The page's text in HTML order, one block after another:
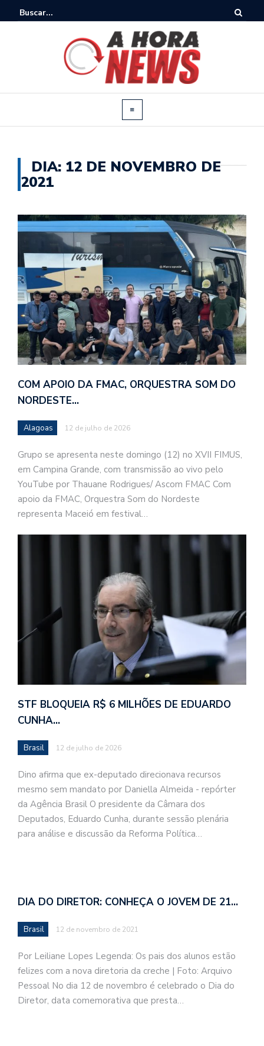
DIA: 12 DE NOVEMBRO DE
2021
COM APOIO DA FMAC, ORQUESTRA SOM DO
NORDESTE…
Alagoas 12 de julho de 2026
Grupo se apresenta neste domingo (12) no XVII FIMUS,
em Campina Grande, com transmissão ao vivo pelo
YouTube por Thauane Rodrigues/ Ascom FMAC Com
apoio da FMAC, Orquestra Som do Nordeste
representa Maceió em festival…
STF BLOQUEIA R$ 6 MILHÕES DE EDUARDO
CUNHA…
Brasil 12 de julho de 2026
Dino afirma que ex-deputado direcionava recursos
mesmo sem mandato por Daniella Almeida - repórter
da Agência Brasil O presidente da Câmara dos
Deputados, Eduardo Cunha, durante sessão plenária
para análise e discussão da Reforma Política…
DIA DO DIRETOR: CONHEÇA O JOVEM DE 21…
Brasil 12 de novembro de 2021
Por Leiliane Lopes Legenda: Os pais dos alunos estão
felizes com a nova diretoria da creche | Foto: Arquivo
Pessoal No dia 12 de novembro é celebrado o Dia do
Diretor, data comemorativa que presta…